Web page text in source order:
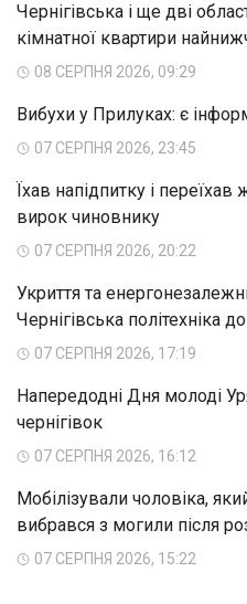
Чернігівська і ще дві
кімнатної квартири
08 СЕРПНЯ 2026, 09:29
Вибухи у Прилуках: є
07 СЕРПНЯ 2026, 23:45
Їхав напідпитку і
вирок чиновнику
07 СЕРПНЯ 2026, 20:22
Укриття та
Чернігівська політехніка
07 СЕРПНЯ 2026, 17:19
Напередодні Дня молоді
чернігівок
07 СЕРПНЯ 2026, 16:12
Мобілізували чоловіка,
вибрався з могили після
07 СЕРПНЯ 2026, 15:22